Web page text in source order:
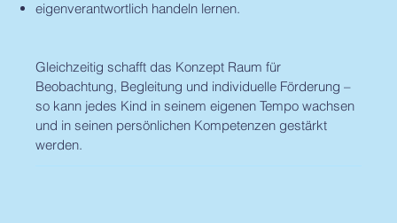
eigenverantwortlich handeln lernen.
Gleichzeitig schafft das Konzept Raum für
Beobachtung, Begleitung und individuelle Förderung –
so kann jedes Kind in seinem eigenen Tempo wachsen
und in seinen persönlichen Kompetenzen gestärkt
werden.